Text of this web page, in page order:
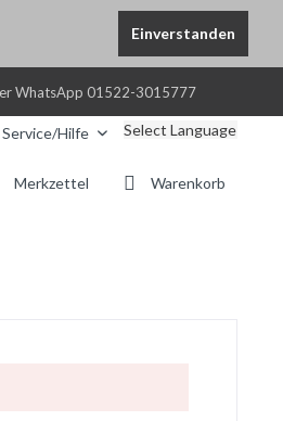
Einverstanden
WhatsApp 01522-3015777
Service/Hilfe Select Language
Warenkorb
Merkzettel